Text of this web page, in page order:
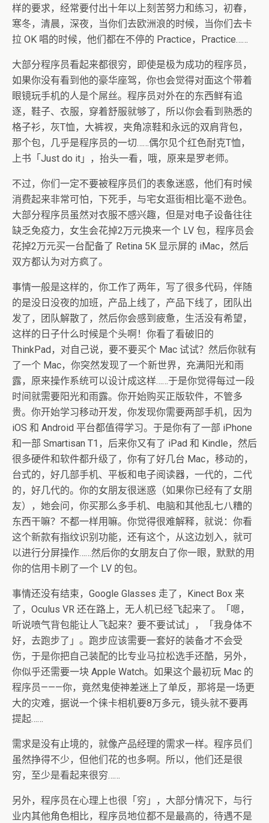
样的要求，经常要付出十年以上刻苦努力和练习，初春，
寒冬，清晨，深夜，当你们去欧洲浪的时候，当你们去卡
拉 OK 唱的时候，他们都在不停的 Practice，Practice……
大部分程序员看起来都很穷，即使是极为成功的程序员，
如果你没有看到他的豪华座驾，你也会觉得对面这个带着
眼镜玩手机的人是个屌丝。程序员对外在的东西鲜有追
逐，鞋子、衣服，穿着舒服就够了，所以你会看到熟悉的
格子衫，灰T恤，大裤衩，夹角凉鞋和永远的双肩背包，
那个包，几乎是程序员的一切……偶尔见个红色耐克T恤，
上书「Just do it」，抬头一看，哦，原来是罗老师。
不过，你们一定不要被程序员们的表象迷惑，他们有时候
消费起来非常可怕，下死手，与宅女逛街相比毫不逊色。
大部分程序员虽然对衣服不感兴趣，但是对电子设备往往
缺乏免疫力，女生会花掉2万元换来一个 LV 包，程序员会
花掉2万元买一台配备了 Retina 5K 显示屏的 iMac，然后
双方都认为对方疯了。
事情一般是这样的，你工作了两年，写了很多代码，伴随
的是没日没夜的加班，产品上线了，产品下线了，团队出
发了，团队解散了，然后你会感到疲惫，生活没有希望，
这样的日子什么时候是个头啊！你看了看破旧的
ThinkPad，对自己说，要不要买个 Mac 试试？然后你就有
了一个 Mac，你突然发现了一个新世界，充满阳光和雨
露，原来操作系统可以设计成这样……于是你觉得每过一段
时间就需要阳光和雨露。你开始购买正版软件，不管多
贵。你开始学习移动开发，你发现你需要两部手机，因为
iOS 和 Android 平台都值得学习。于是你有了一部 iPhone
和一部 Smartisan T1，后来你又有了 iPad 和 Kindle，然后
很多硬件和软件都升级了，你有了好几台 Mac，移动的，
台式的，好几部手机、平板和电子阅读器，一代的，二代
的，好几代的。你的女朋友很迷惑（如果你已经有了女朋
友），她会问，你买那么多手机、电脑和其他乱七八糟的
东西干嘛？不都一样用嘛。你觉得很难解释，就说：你看
这个新款有指纹识别功能，还有这个，从这边划入，就可
以进行分屏操作……然后你的女朋友白了你一眼，默默的用
你的信用卡刷了一个 LV 的包。
事情还没有结束，Google Glasses 走了，Kinect Box 来
了，Oculus VR 还在路上，无人机已经飞起来了。「嗯，
听说喷气背包能让人飞起来？要不要试试」，「我身体不
好，去跑步了」。跑步应该需要一套好的装备才不会受
伤，于是你把自己装配的比专业马拉松选手还酷，另外，
你似乎还需要一块 Apple Watch。如果这个最初玩 Mac 的
程序员———你，竟然鬼使神差迷上了单反，那将是一场更
大的灾难，据说一个徕卡相机要8万多元，镜头就不要再
提起……
需求是没有止境的，就像产品经理的需求一样。程序员们
虽然挣得不少，但他们花的也多啊。所以，他们还是很
穷，至少是看起来很穷……
另外，程序员在心理上也很「穷」，大部分情况下，与行
业内其他角色相比，程序员地位都不是最高的，待遇不是